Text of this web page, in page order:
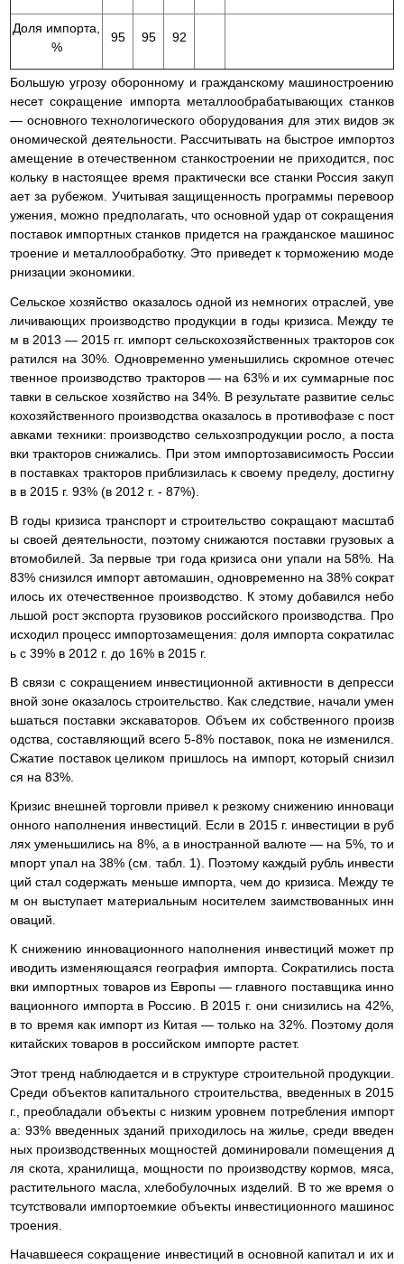
Доля импорта,
%
95 95 92
Большую угрозу оборонному и гражданскому машиностроению
несет сокращение импорта металлообрабатывающих станков
— основного технологического оборудования для этих видов эк
ономической деятельности. Рассчитывать на быстрое импортоз
амещение в отечественном станкостроении не приходится, пос
кольку в настоящее время практически все станки Россия закуп
ает за рубежом. Учитывая защищенность программы перевоор
ужения, можно предполагать, что основной удар от сокращения
поставок импортных станков придется на гражданское машинос
троение и металлообработку. Это приведет к торможению моде
рнизации экономики.
Сельское хозяйство оказалось одной из немногих отраслей, уве
личивающих производство продукции в годы кризиса. Между те
м в 2013 — 2015 гг. импорт сельскохозяйственных тракторов сок
ратился на 30%. Одновременно уменьшились скромное отечес
твенное производство тракторов — на 63% и их суммарные пос
тавки в сельское хозяйство на 34%. В результате развитие сельс
кохозяйственного производства оказалось в противофазе с пост
авками техники: производство сельхозпродукции росло, а поста
вки тракторов снижались. При этом импортозависимость России
в поставках тракторов приблизилась к своему пределу, достигну
в в 2015 г. 93% (в 2012 г. - 87%).
В годы кризиса транспорт и строительство сокращают масштаб
ы своей деятельности, поэтому снижаются поставки грузовых а
втомобилей. За первые три года кризиса они упали на 58%. На
83% снизился импорт автомашин, одновременно на 38% сократ
илось их отечественное производство. К этому добавился небо
льшой рост экспорта грузовиков российского производства. Про
исходил процесс импортозамещения: доля импорта сократилас
ь с 39% в 2012 г. до 16% в 2015 г.
В связи с сокращением инвестиционной активности в депресси
вной зоне оказалось строительство. Как следствие, начали умен
ьшаться поставки экскаваторов. Объем их собственного произв
одства, составляющий всего 5-8% поставок, пока не изменился.
Сжатие поставок целиком пришлось на импорт, который снизил
ся на 83%.
Кризис внешней торговли привел к резкому снижению инноваци
онного наполнения инвестиций. Если в 2015 г. инвестиции в руб
лях уменьшились на 8%, а в иностранной валюте — на 5%, то и
мпорт упал на 38% (см. табл. 1). Поэтому каждый рубль инвести
ций стал содержать меньше импорта, чем до кризиса. Между те
м он выступает материальным носителем заимствованных инн
оваций.
К снижению инновационного наполнения инвестиций может пр
иводить изменяющаяся география импорта. Сократились поста
вки импортных товаров из Европы — главного поставщика инно
вационного импорта в Россию. В 2015 г. они снизились на 42%,
в то время как импорт из Китая — только на 32%. Поэтому доля
китайских товаров в российском импорте растет.
Этот тренд наблюдается и в структуре строительной продукции.
Среди объектов капитального строительства, введенных в 2015
г., преобладали объекты с низким уровнем потребления импорт
а: 93% введенных зданий приходилось на жилье, среди введен
ных производственных мощностей доминировали помещения д
ля скота, хранилища, мощности по производству кормов, мяса,
растительного масла, хлебобулочных изделий. В то же время о
тсутствовали импортоемкие объекты инвестиционного машинос
троения.
Начавшееся сокращение инвестиций в основной капитал и их и